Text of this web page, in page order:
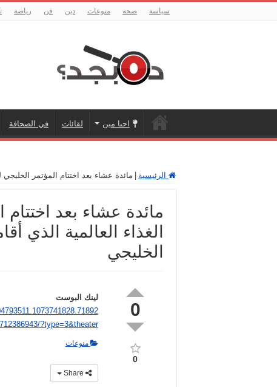
سياسة صحة منوعات دين فن رياضة
احنا مين لقائات في الصحافة
الرئيسية مائدة عشاء بعد اختتام المؤتمر
مائدة عشاء بعد اختتام
الغذاء العالمية الذي
الخليجي
0
0
لينك البوست
?type=3&theater
منوعات